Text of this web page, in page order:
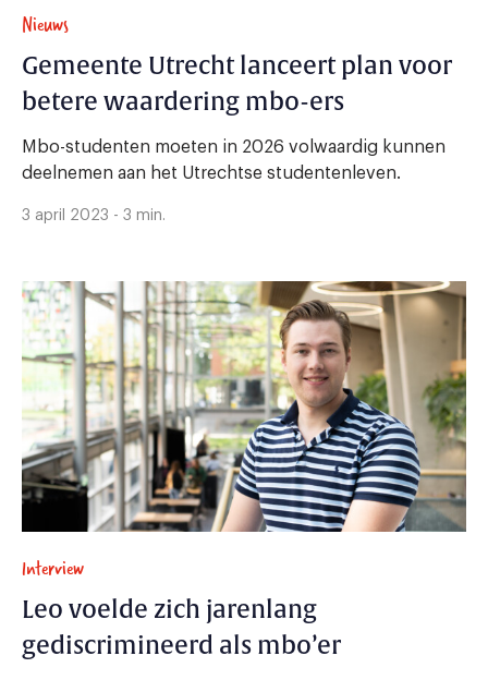
Nieuws
Gemeente Utrecht lanceert plan voor
betere waardering mbo-ers
Mbo-studenten moeten in 2026 volwaardig kunnen
deelnemen aan het Utrechtse studentenleven.
3 april 2023 - 3 min.
Interview
Leo voelde zich jarenlang
gediscrimineerd als mbo’er